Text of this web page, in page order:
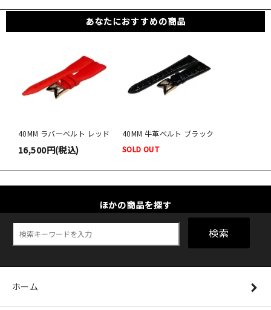
あなたにおすすめの商品
40MM ラバーベルト レッド
16,500円(税込)
40MM 牛革ベルト ブラック
SOLD OUT
ほかの商品を探す
検索
ホーム